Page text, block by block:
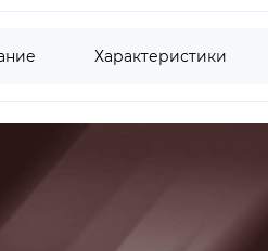
Характеристики